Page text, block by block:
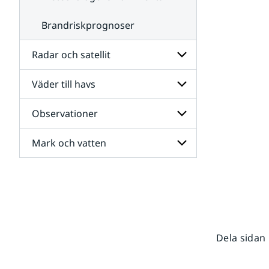
Brandriskprognoser
Radar och satellit
Undersidor
för
Radar
och
satellit
Väder till havs
Undersidor
för
Väder
till
havs
Observationer
Undersidor
för
Mark och vatten
Dela sidan